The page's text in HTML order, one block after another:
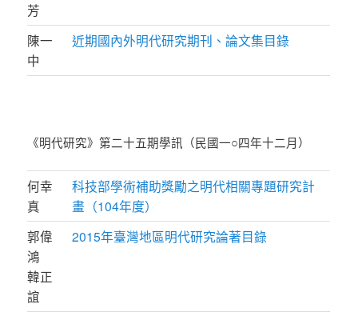
芳
陳一
中
近期國內外明代研究期刊、論文集目錄
《明代研究》第二十五期學訊（民國一○四年十二月）
何幸
真
科技部學術補助獎勵之明代相關專題研究計
畫（104年度）
郭偉
鴻
韓正
誼
2015年臺灣地區明代研究論著目錄